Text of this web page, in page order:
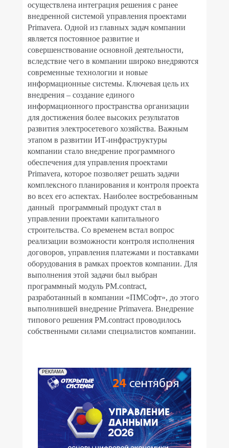
осуществлена интеграция решения с ранее
внедренной системой управления проектами
Primavera. Одной из главных задач компании
является постоянное развитие и
совершенствование основной деятельности,
вследствие чего в компании широко внедряются
современные технологии и новые
информационные системы. Ключевая цель их
внедрения – создание единого
информационного пространства организации
для достижения более высоких результатов
развития электросетевого хозяйства. Важным
этапом в развитии ИТ-инфраструктуры
компании стало внедрение программного
обеспечения для управления проектами
Primavera, которое позволяет решать задачи
комплексного планирования и контроля проекта
во всех его аспектах. Наиболее востребованным
данный программный продукт стал в
управлении проектами капитального
строительства. Со временем встал вопрос
реализации возможности контроля исполнения
договоров, управления платежами и поставками
оборудования в рамках проектов компании. Для
выполнения этой задачи был выбран
программный модуль PM.contract,
разработанный в компании «ПМСофт», до этого
выполнившей внедрение Primavera. Внедрение
типового решения PM.contract проводилось
собственными силами специалистов компании.
РЕКЛАМА